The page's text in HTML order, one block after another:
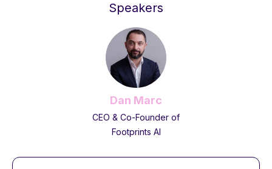
Speakers
Dan Marc
CEO & Co-Founder of
Footprints AI